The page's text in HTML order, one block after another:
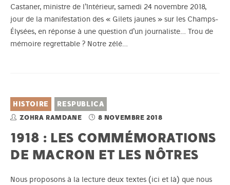
Castaner, ministre de l’Intérieur, samedi 24 novembre 2018,
jour de la manifestation des « Gilets jaunes » sur les Champs-
Élysées, en réponse à une question d’un journaliste… Trou de
mémoire regrettable ? Notre zélé…
HISTOIRE RESPUBLICA
ZOHRA RAMDANE 8 NOVEMBRE 2018
1918 : LES COMMÉMORATIONS
DE MACRON ET LES NÔTRES
Nous proposons à la lecture deux textes (ici et là) que nous